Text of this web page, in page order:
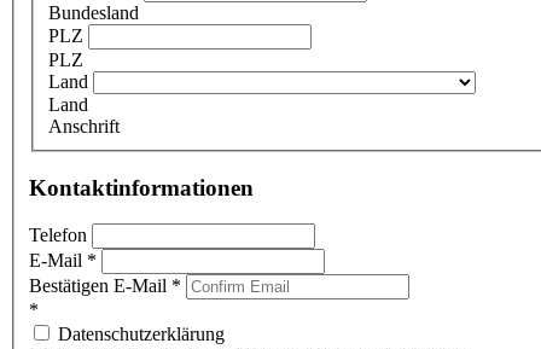
Bundesland
PLZ
PLZ
Land
Land
Anschrift
Kontaktinformationen
Telefon
E-Mail *
Bestätigen E-Mail *
*
Datenschutzerklärung